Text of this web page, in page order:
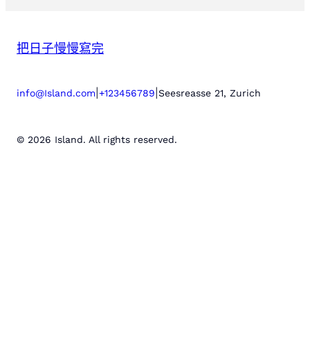
把日子慢慢寫完
info@Island.com +123456789 Seesreasse 21, Zurich
© 2026 Island. All rights reserved.